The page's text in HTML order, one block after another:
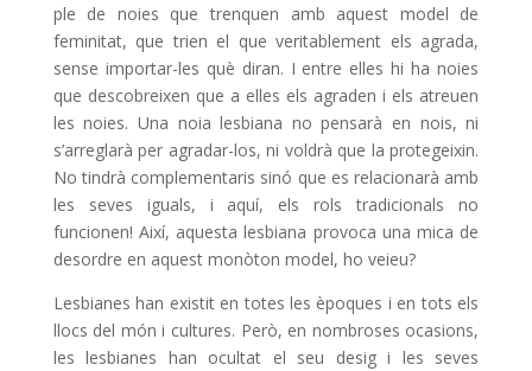
ple de noies que trenquen amb aquest model de
feminitat, que trien el que veritablement els agrada,
sense importar-les què diran. I entre elles hi ha noies
que descobreixen que a elles els agraden i els atreuen
les noies. Una noia lesbiana no pensarà en nois, ni
s’arreglarà per agradar-los, ni voldrà que la protegeixin.
No tindrà complementaris sinó que es relacionarà amb
les seves iguals, i aquí, els rols tradicionals no
funcionen! Així, aquesta lesbiana provoca una mica de
desordre en aquest monòton model, ho veieu?
Lesbianes han existit en totes les èpoques i en tots els
llocs del món i cultures. Però, en nombroses ocasions,
les lesbianes han ocultat el seu desig i les seves